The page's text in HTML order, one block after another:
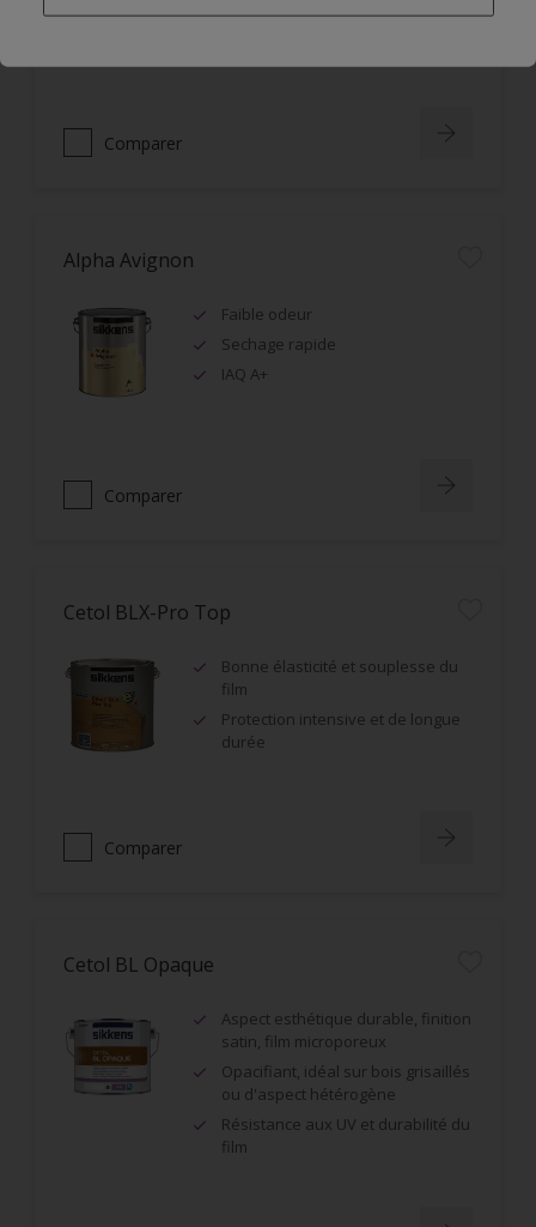
à l'effet perlant
Comparer
Alpha Avignon
Faible odeur
Sechage rapide
IAQ A+
Comparer
Cetol BLX-Pro Top
Bonne élasticité et souplesse du
film
Protection intensive et de longue
durée
Comparer
Cetol BL Opaque
Aspect esthétique durable, finition
satin, film microporeux
Opacifiant, idéal sur bois grisaillés
ou d'aspect hétérogène
Résistance aux UV et durabilité du
film